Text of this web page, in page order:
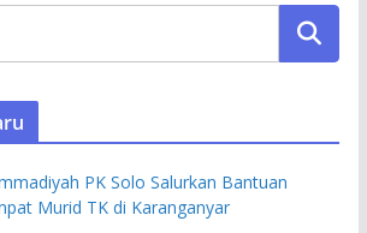
PK Solo Salurkan Bantuan
Murid TK di Karanganyar